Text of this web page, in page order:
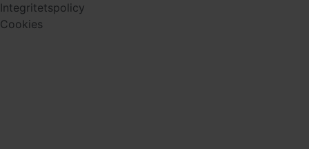
Integritetspolicy
Cookies